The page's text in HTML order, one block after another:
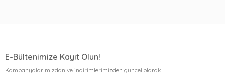
E-Bültenimize Kayıt Olun!
Kampanyalarımızdan ve indirimlerimizden güncel olarak